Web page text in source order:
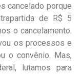
cancelado porque
de R$ 5
o cancelamento.
os processos e
o convênio. Mas,
lutamos para